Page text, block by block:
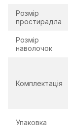
Розмір
простирадла
Розмір
наволочок
Комплектація
Упаковка